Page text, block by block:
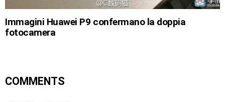
Immagini Huawei P9 confermano la doppia
fotocamera
COMMENTS